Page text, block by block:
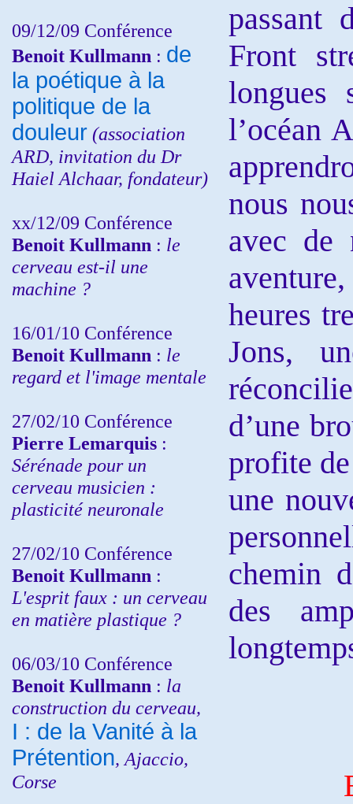
09/12/09 Conférence
Benoit Kullmann : de
la poétique à la
politique de la
douleur (association
ARD, invitation du Dr
Haiel Alchaar, fondateur)
xx/12/09 Conférence
Benoit Kullmann : le
cerveau est-il une
machine ?
16/01/10 Conférence
Benoit Kullmann : le
regard et l'image mentale
27/02/10 Conférence
Pierre Lemarquis :
Sérénade pour un
cerveau musicien :
plasticité neuronale
27/02/10 Conférence
Benoit Kullmann :
L'esprit faux : un cerveau
en matière plastique ?
06/03/10 Conférence
Benoit Kullmann : la
construction du cerveau,
I : de la Vanité à la
Prétention, Ajaccio,
Corse
passant
Front
longues
l’océan
nous
avec de
heures
Jons,
d’une
profite
une
chemin
des